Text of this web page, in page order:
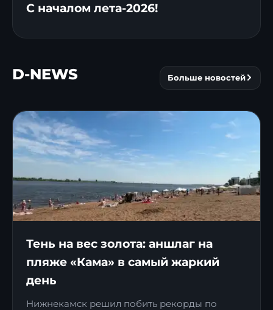
С началом лета-2026!
D-NEWS Больше новостей
Тень на вес золота: аншлаг на
пляже «Кама» в самый жаркий
день
Нижнекамск решил побить рекорды по